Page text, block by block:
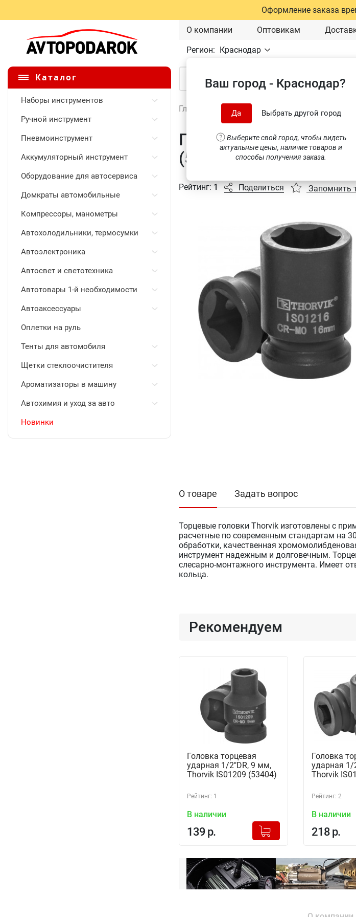
Оформление заказа
О компании Оптовикам
Регион: Краснодар
Ваш город - Краснодар?
Да Выбрать другой город
Выберите свой город, чтобы видеть
актуальные цены, наличие товаров и
способы получения заказа.
Каталог
Наборы инструментов
Ручной инструмент
Пневмоинструмент
Аккумуляторный инструмент
Оборудование для автосервиса
Домкраты автомобильные
Компрессоры, манометры
Автохолодильники, термосумки
Автоэлектроника
Автосвет и светотехника
Автотовары 1-й необходимости
Автоаксессуары
Оплетки на руль
Тенты для автомобиля
Щетки стеклоочистителя
Ароматизаторы в машину
Автохимия и уход за авто
Новинки
Главная Ручной инструмент Головки
Головка торцевая
(53411)
Рейтинг:1 Поделиться
Запомнить
О товаре Задать вопрос
Торцевые головки Thorvik изготовлены с
расчетные по современным стандартам на
обработки, качественная
инструмент надежным и долговечным.
слесарно-монтажного инструмента. Имеет
кольца.
Рекомендуем
Головка торцевая
ударная 1/2"DR, 9 мм,
Thorvik IS01209 (53404)
Рейтинг: 1
В наличии
139 р.
+
Добавлено в корзину
Головка
ударная 1/
Thorvik
Рейтинг: 2
В наличии
218 р.